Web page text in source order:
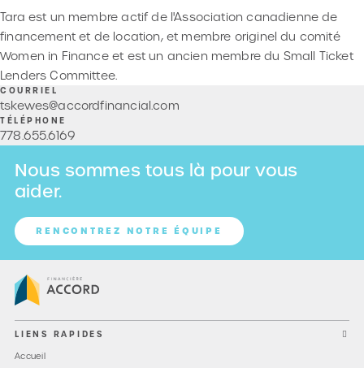
Tara est un membre actif de l'Association canadienne de
financement et de location, et membre originel du comité
Women in Finance et est un ancien membre du Small Ticket
Lenders Committee.
COURRIEL
tskewes@accordfinancial.com
TÉLÉPHONE
778.655.6169
Nous sommes tous là pour vous
aider.
RENCONTREZ NOTRE ÉQUIPE
LIENS RAPIDES
Accueil